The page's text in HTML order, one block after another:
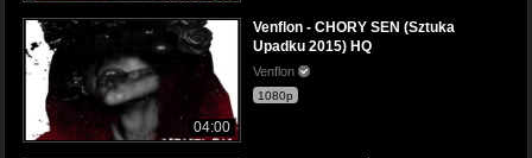
04:00
Venflon - CHORY SEN (Sztuka
Upadku 2015) HQ
Venflon
1080p